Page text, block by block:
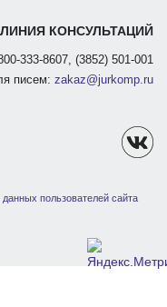
ЛИНИЯ КОНСУЛЬТАЦИЙ
333-8607, (3852) 501-001
писем: zakaz@jurkomp.ru
пользователей сайта